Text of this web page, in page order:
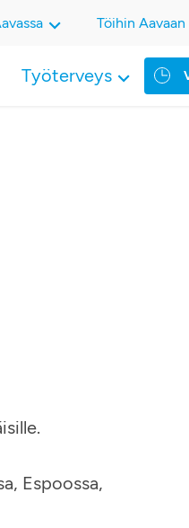
Työterveys
Töihin Aavaan
Espoossa,